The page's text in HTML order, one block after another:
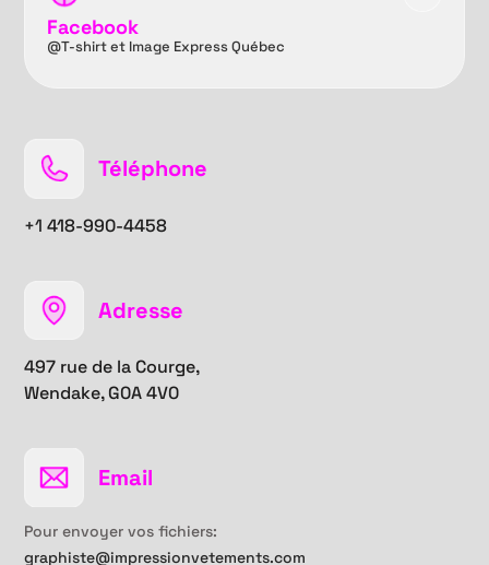
Facebook
@T-shirt et Image Express Québec
Téléphone
+1418-990-4458
Adresse
497 rue de la Courge,
Wendake, G0A 4V0
Email
Pour envoyer vos fichiers:
graphiste@impressionvetements.com